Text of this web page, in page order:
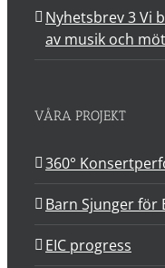
Nyhetsbrev 3 Vi
av musik och
VÅRA PROJEKT
360°
Barn Sjunger för
EIC progress